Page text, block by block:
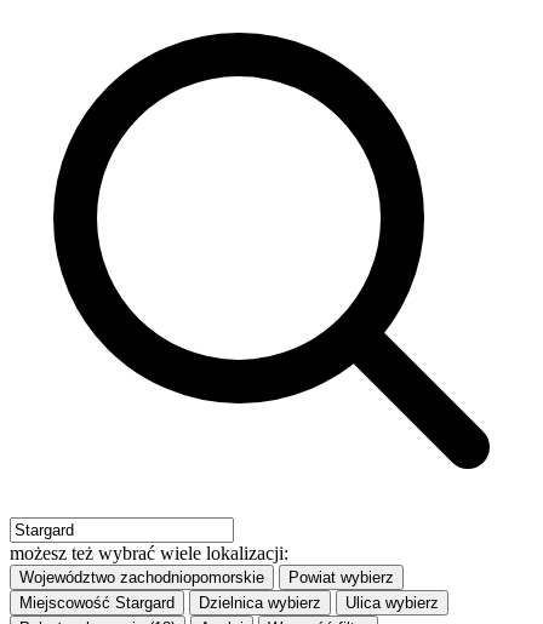
możesz też wybrać wiele lokalizacji:
Województwo zachodniopomorskie Powiat wybierz
Miejscowość Stargard Dzielnica wybierz Ulica wybierz